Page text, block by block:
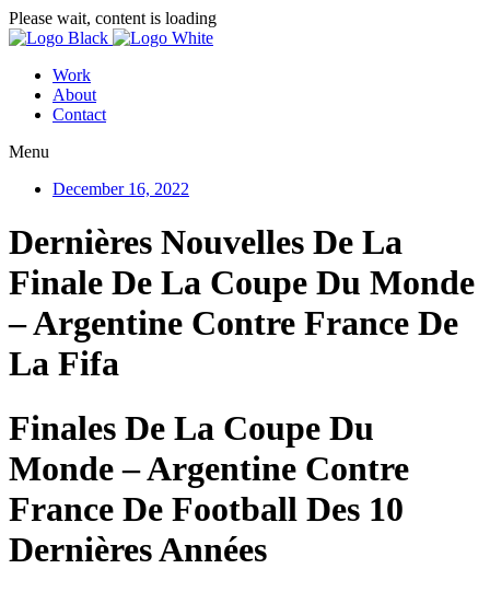
Please wait, content is loading
Work
About
Contact
Menu
December 16, 2022
Dernières Nouvelles De La
Finale De La Coupe Du Monde
– Argentine Contre France De
La Fifa
Finales De La Coupe Du
Monde – Argentine Contre
France De Football Des 10
Dernières Années